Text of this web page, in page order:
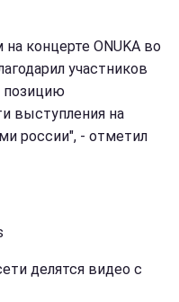
концерте ONUKA во
участников
позицию
выступления на
россии", - отметил
делятся видео с